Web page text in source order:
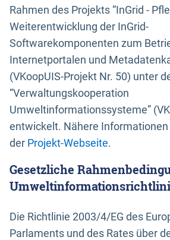
Rahmen des Projekts “InGrid -
Weiterentwicklung der InGrid-
Softwarekomponenten zum
Internetportalen und
(VKoopUIS-Projekt Nr. 50) unter
“Verwaltungskooperation
Umweltinformationssysteme”
entwickelt. Nähere
der Projekt-Webseite.
Gesetzliche
Die Richtlinie 2003/4/EG des
Parlaments und des Rates über